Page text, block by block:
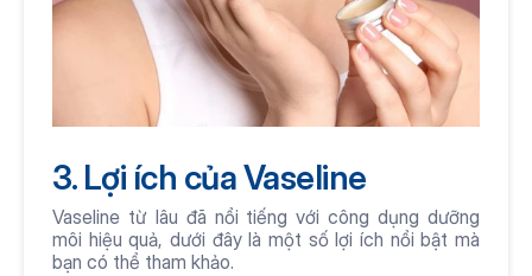
3. Lợi ích của Vaseline
Vaseline từ lâu đã nổi tiếng với công dụng dưỡng
môi hiệu quả, dưới đây là một số lợi ích nổi bật mà
bạn có thể tham khảo.